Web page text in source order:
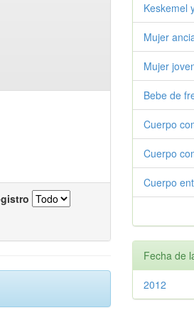
Keskemel
Mujer
Mujer
Bebe de
Cuerpo
Cuerpo
Cuerpo
Fecha de
2012